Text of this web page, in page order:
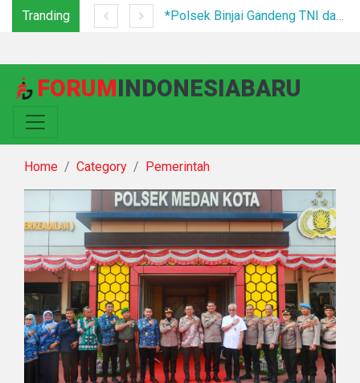
Tranding *Polsek Binjai Gandeng TNI dan Kepala Desa Grebek Sarang Narkoba*
FORUMINDONESIABARU
Home Category Pemerintah